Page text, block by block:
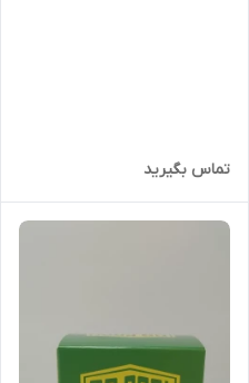
تماس بگیرید